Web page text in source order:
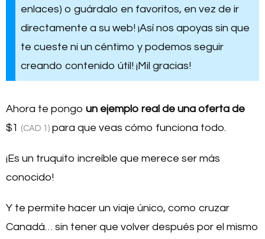
enlaces) o guárdalo en favoritos, en vez de ir
directamente a su web! ¡Así nos apoyas sin que
te cueste ni un céntimo y podemos seguir
creando contenido útil! ¡Mil gracias!
Ahora te pongo un ejemplo real de una oferta de
$1 (CAD 1) para que veas cómo funciona todo.
¡Es un truquito increíble que merece ser más
conocido!
Y te permite hacer un viaje único, como cruzar
Canadá… sin tener que volver después por el mismo